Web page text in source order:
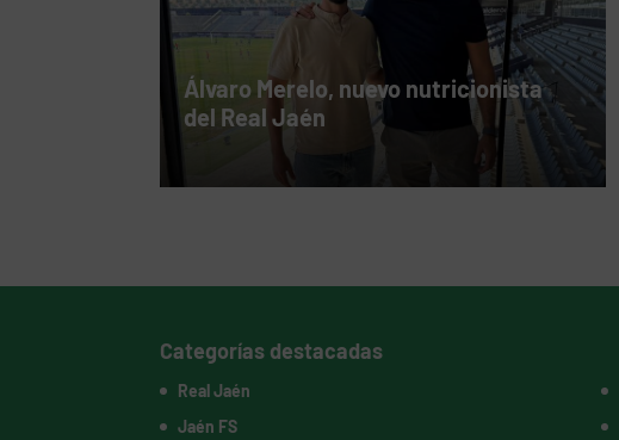
Álvaro Merelo, nuevo nutricionista
del Real Jaén
Categorías destacadas
Real Jaén
Jaén FS